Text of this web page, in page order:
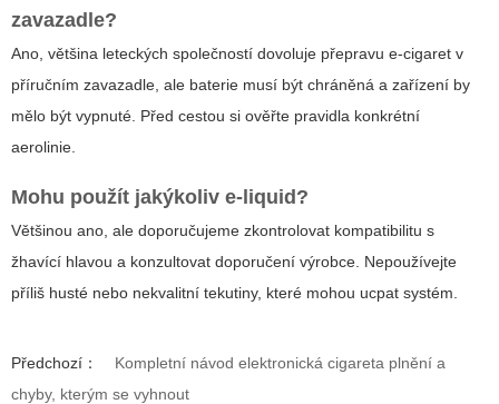
zavazadle?
Ano, většina leteckých společností dovoluje přepravu e-cigaret v
příručním zavazadle, ale baterie musí být chráněná a zařízení by
mělo být vypnuté. Před cestou si ověřte pravidla konkrétní
aerolinie.
Mohu použít jakýkoliv e-liquid?
Většinou ano, ale doporučujeme zkontrolovat kompatibilitu s
žhavící hlavou a konzultovat doporučení výrobce. Nepoužívejte
příliš husté nebo nekvalitní tekutiny, které mohou ucpat systém.
Předchozí：
Kompletní návod elektronická cigareta plnění a
chyby, kterým se vyhnout